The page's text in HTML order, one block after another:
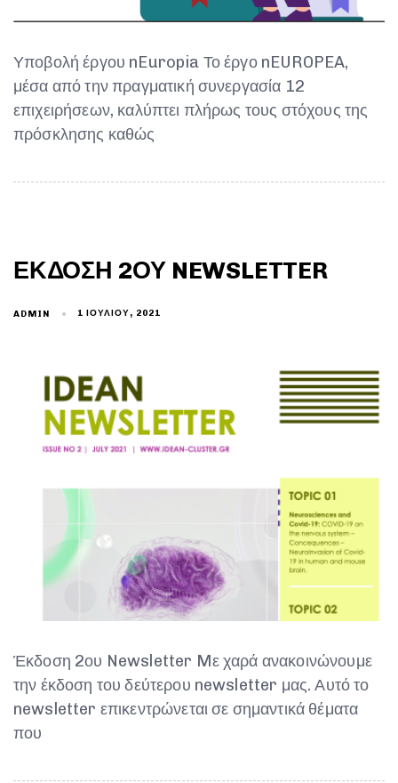
Υποβολή έργου nEuropia Το έργο nEUROPEA,
μέσα από την πραγματική συνεργασία 12
επιχειρήσεων, καλύπτει πλήρως τους στόχους της
πρόσκλησης καθώς
ΈΚΔΟΣΗ 2ΟΥ NEWSLETTER
ADMIN 1 ΙΟΥΛΊΟΥ, 2021
Έκδοση 2ου Newsletter Mε χαρά ανακοινώνουμε
την έκδοση του δεύτερου newsletter μας. Αυτό το
newsletter επικεντρώνεται σε σημαντικά θέματα
που